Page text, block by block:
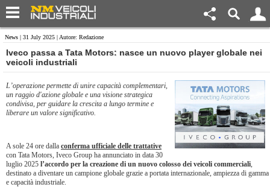
News | 31 July 2025 | Autore: Redazione
Iveco passa a Tata Motors: nasce un nuovo player globale nei
veicoli industriali
L’operazione permette di unire capacità complementari,
un raggio d'azione globale e una visione strategica
condivisa, per guidare la crescita a lungo termine e
liberare un valore significativo.
A sole 24 ore dalla conferma ufficiale delle trattative
con Tata Motors, Iveco Group ha annunciato in data 30
luglio 2025 l’accordo per la creazione di un nuovo colosso dei veicoli commerciali,
destinato a diventare un campione globale grazie a portata internazionale, ampiezza di gamma
e capacità industriale.